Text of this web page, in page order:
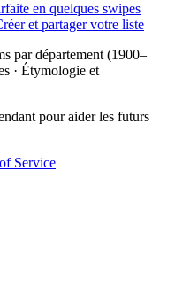
en quelques swipes
et partager votre liste
par département (1900–
· Étymologie et
pour aider les futurs
Service